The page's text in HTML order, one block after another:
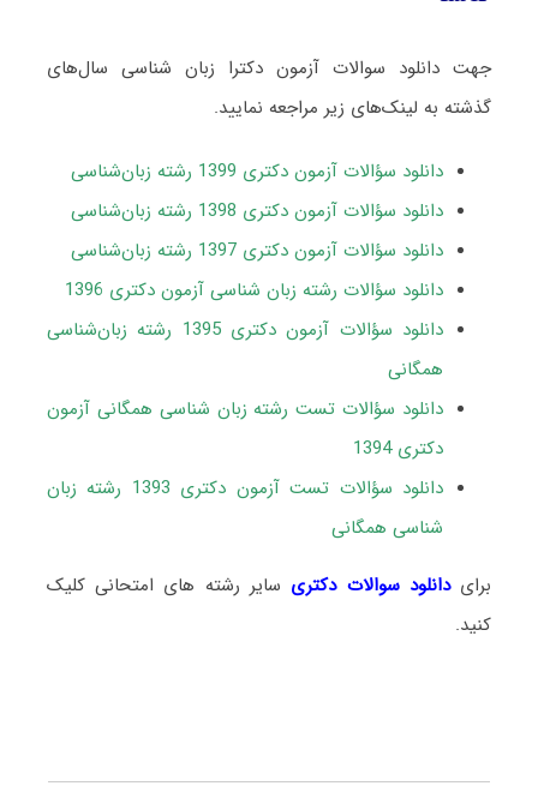
جهت دانلود سوالات آزمون دکترا زبان ‌شناسی سال‌های
گذشته به لینک‌های زیر مراجعه نمایید.
دانلود سؤالات آزمون دکتری 1399 رشته زبان‌شناسی
دانلود سؤالات آزمون دکتری 1398 رشته زبان‌شناسی
دانلود سؤالات آزمون دکتری 1397 رشته زبان‌شناسی
دانلود سؤالات رشته زبان شناسی آزمون دکتری 1396
دانلود سؤالات آزمون دکتری 1395 رشته زبان‌شناسی
همگانی
دانلود سؤالات تست رشته زبان شناسی همگانی آزمون
دکتری 1394
دانلود سؤالات تست آزمون دکتری 1393 رشته زبان
شناسی همگانی
برایدانلود سوالات دکتری سایر رشته های امتحانی کلیک
کنید.